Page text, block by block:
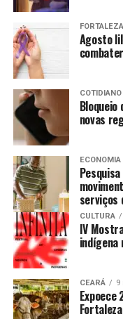
FORTALEZA
Agosto
COTIDIANO
Bloqueio
novas
ECONOMIA
serviços
CULTURA
IV
indígena
CEARÁ 9
Fortaleza